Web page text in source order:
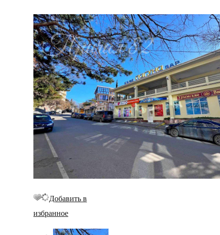
Добавить в
избранное